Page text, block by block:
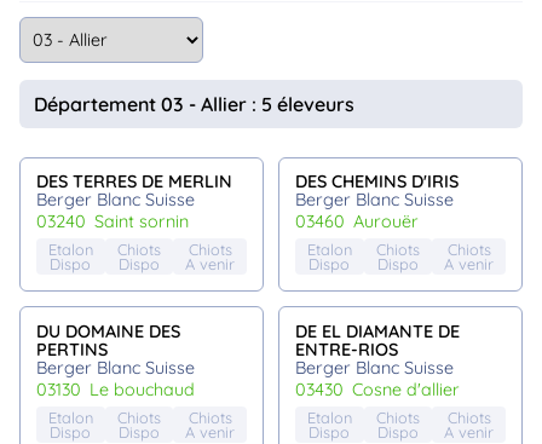
..
Assurances
Connexion
Département 03 - Allier : 5 éleveurs
DES TERRES DE MERLIN
Berger Blanc Suisse
03240
saint sornin
Etalon
Dispo
Chiots
Dispo
Chiots
A venir
DES CHEMINS D'IRIS
Berger Blanc Suisse
03460
aurouër
Etalon
Dispo
Chiots
Dispo
Chiots
A venir
DU DOMAINE DES
PERTINS
Berger Blanc Suisse
03130
le bouchaud
Etalon
Dispo
Chiots
Dispo
Chiots
A venir
DE EL DIAMANTE DE
ENTRE-RIOS
Berger Blanc Suisse
03430
cosne d'allier
Etalon
Dispo
Chiots
Dispo
Chiots
A venir